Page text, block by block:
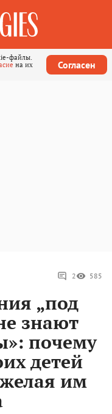
файлы.
на их
Согласен
2 585
„под
знают
почему
детей
им